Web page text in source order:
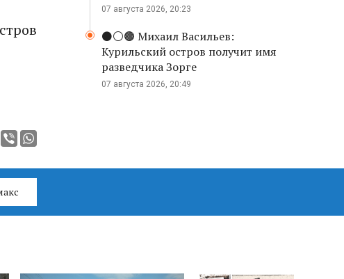
07 августа 2026, 20:23
⚫️⚪️🟤 Михаил Васильев:
Курильский остров получит имя
разведчика Зорге
07 августа 2026, 20:49